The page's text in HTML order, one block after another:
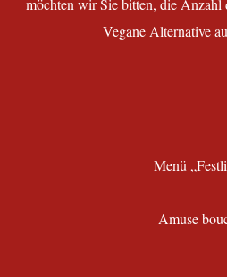
möchten wir Sie bitten, die Anzahl
Vegane Alternative
Menü
Amuse